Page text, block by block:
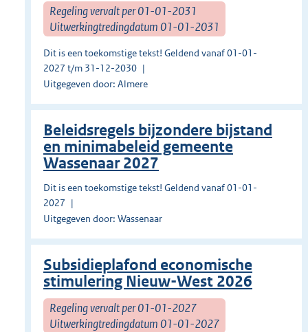
Regeling vervalt per 01-01-2031
Uitwerkingtredingdatum 01-01-2031
Dit is een toekomstige tekst! Geldend vanaf 01-01-
2027 t/m 31-12-2030
Uitgegeven door: Almere
Beleidsregels bijzondere bijstand
en minimabeleid gemeente
Wassenaar 2027
Dit is een toekomstige tekst! Geldend vanaf 01-01-
2027
Uitgegeven door: Wassenaar
Subsidieplafond economische
stimulering Nieuw-West 2026
Regeling vervalt per 01-01-2027
Uitwerkingtredingdatum 01-01-2027